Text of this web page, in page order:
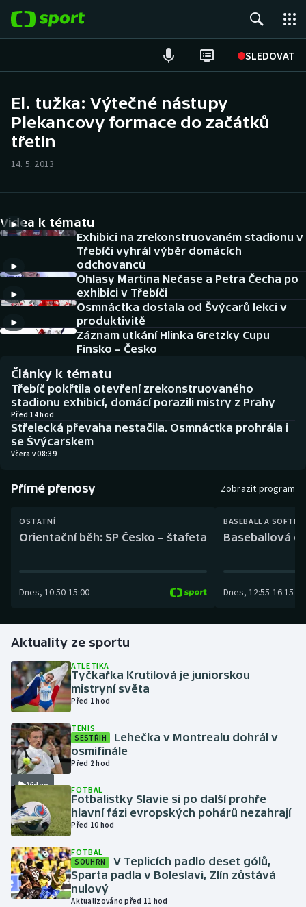
SLEDOVAT
Hokej
Cyklistika
DALŠÍ SPORTY
Americký fotbal
Baseball a softbal
Biatlon
Boby a skeleton
Box
Curling
Dostihy
Gymnastika
Házená
Jezdectví
Judo
Krasobruslení
Lezení
Moderní pětiboj
NEPŘEHLÉDNĚTE
Historické návraty
Aplikace ČT sport
AZ kvíz
El. tužka: Výtečné nástupy
Plekancovy formace do začátků
třetin
14. 5. 2013
Videa k tématu
Exhibici na zrekonstruovaném stadionu v
Třebíči vyhrál výběr domácích
odchovanců
Ohlasy Martina Nečase a Petra Čecha po
exhibici v Třebíči
Osmnáctka dostala od Švýcarů lekci v
produktivitě
Záznam utkání Hlinka Gretzky Cupu
Finsko – Česko
Články k tématu
Třebíč pokřtila otevření zrekonstruovaného
stadionu exhibicí, domácí porazili mistry z Prahy
Před 14 hod
Střelecká převaha nestačila. Osmnáctka prohrála i
se Švýcarskem
Včera v 08:39
Přímé přenosy Zobrazit program
OSTATNÍ
Orientační běh: SP Česko – štafeta
Dnes, 10:50-15:00
BASEBALL A
Baseballová
Dnes, 12:55-16:15
Aktuality ze sportu
ATLETIKA
Tyčkařka Krutilová je juniorskou
mistryní světa
Před 1 hod
Video
TENIS
SESTŘIH
Lehečka v Montrealu dohrál v
osmifinále
Před 2 hod
FOTBAL
Fotbalistky Slavie si po další prohře
hlavní fázi evropských pohárů nezahrají
Před 10 hod
FOTBAL
SOUHRN
V Teplicích padlo deset gólů,
Sparta padla v Boleslavi, Zlín zůstává
nulový
Aktualizováno před 11 hod